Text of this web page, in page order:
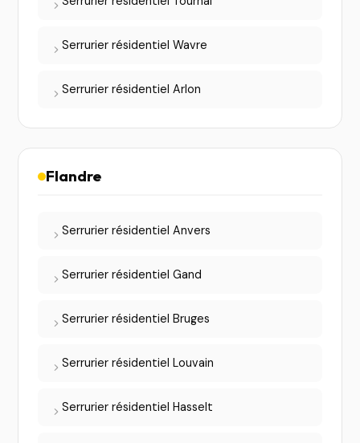
Serrurier résidentiel Wavre
Serrurier résidentiel Arlon
Flandre
Serrurier résidentiel Anvers
Serrurier résidentiel Gand
Serrurier résidentiel Bruges
Serrurier résidentiel Louvain
Serrurier résidentiel Hasselt